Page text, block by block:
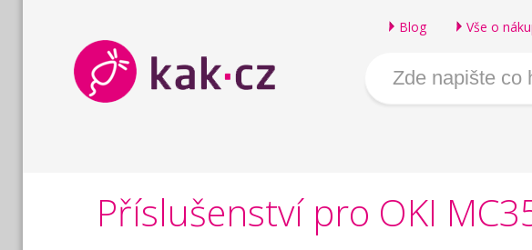
Blog Vše o
Příslušenství pro OKI